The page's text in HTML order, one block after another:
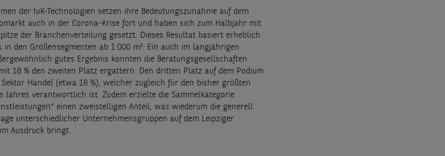
der IuK-Technologien setzen ihre Bedeutungszunahme auf dem
auch in der Corona-Krise fort und haben sich zum Halbjahr mit
der Branchenverteilung gesetzt. Dieses Resultat basiert erheblich
in den Größensegmenten ab 1.000 m². Ein auch im langjährigen
gutes Ergebnis konnten die Beratungsgesellschaften
18 % den zweiten Platz ergattern. Den dritten Platz auf dem Podium
Handel (etwa 16 %), welcher zugleich für den bisher größten
Jahres verantwortlich ist. Zudem erzielte die Sammelkategorie
einen zweistelligen Anteil, was wiederum die generell
unterschiedlicher Unternehmensgruppen auf dem Leipziger
Ausdruck bringt.